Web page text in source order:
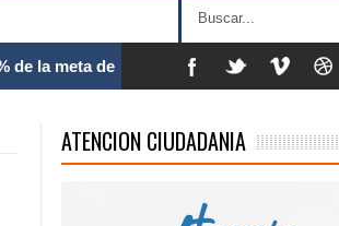
violencias
ATENCION CIUDADANIA